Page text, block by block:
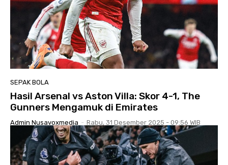
SEPAK BOLA
Hasil Arsenal vs Aston Villa: Skor 4-1, The
Gunners Mengamuk di Emirates
Admin Nusavoxmedia - Rabu, 31 Desember 2025 - 09:56 WIB